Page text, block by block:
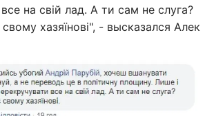
на свій лад. А ти сам не слуга?
хазяїнові", - высказался Алек